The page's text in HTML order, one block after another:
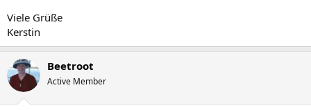
Viele Grüße
Kerstin
Beetroot
Active Member